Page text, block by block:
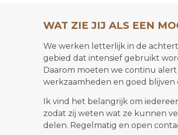
WAT ZIE JIJ ALS EEN
We werken letterlijk in de
gebied dat intensief gebruikt
Daarom moeten we continu
werkzaamheden en goed blijven
Ik vind het belangrijk om
zodat zij weten wat ze kunnen
delen. Regelmatig en open